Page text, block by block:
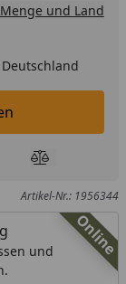
und Land
legen
Produkt
Artikel-Nr.: 1956344
Online
und